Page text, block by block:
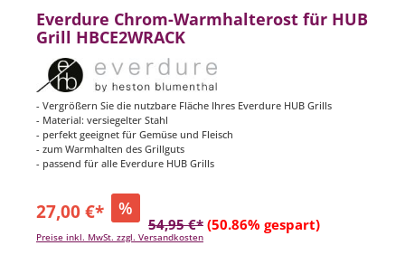
Everdure Chrom-Warmhalterost für HUB
Grill HBCE2WRACK
- Vergrößern Sie die nutzbare Fläche Ihres Everdure HUB Grills
- Material: versiegelter Stahl
- perfekt geeignet für Gemüse und Fleisch
- zum Warmhalten des Grillguts
- passend für alle Everdure HUB Grills
27,00 €* %
54,95 €* (50.86% gespart)
Preise inkl. MwSt. zzgl. Versandkosten